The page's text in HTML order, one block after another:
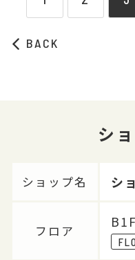
BACK
シ
ショップ名 シ
フロア
B1F